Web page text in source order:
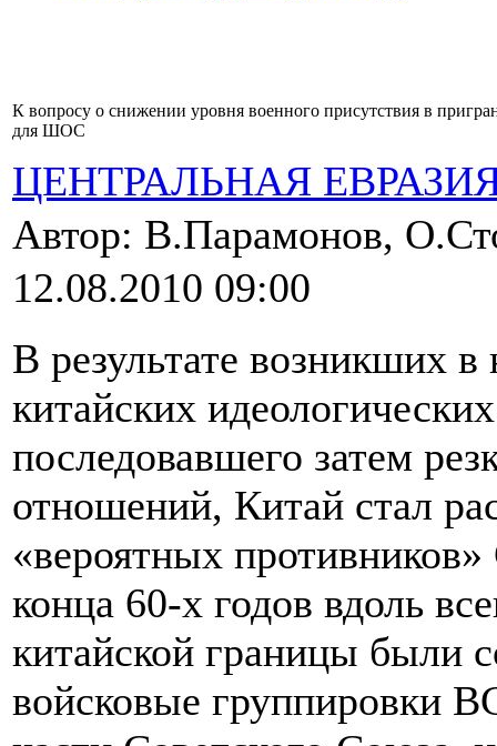
К вопросу о снижении уровня военного присутствия в
для ШОС
ЦЕНТРАЛЬНАЯ
Автор: В.Парамонов,
12.08.2010 09:00
В результате возникших в
китайских
последовавшего затем
отношений, Китай стал
«вероятных
конца 60-х годов вдоль
китайской границы были
войсковые группировки